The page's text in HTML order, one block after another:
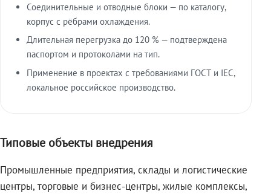
Соединительные и отводные блоки — по каталогу,
корпус с рёбрами охлаждения.
Длительная перегрузка до 120 % — подтверждена
паспортом и протоколами на тип.
Применение в проектах с требованиями ГОСТ и IEC,
локальное российское производство.
Типовые объекты внедрения
Промышленные предприятия, склады и логистические
центры, торговые и бизнес-центры, жилые комплексы,